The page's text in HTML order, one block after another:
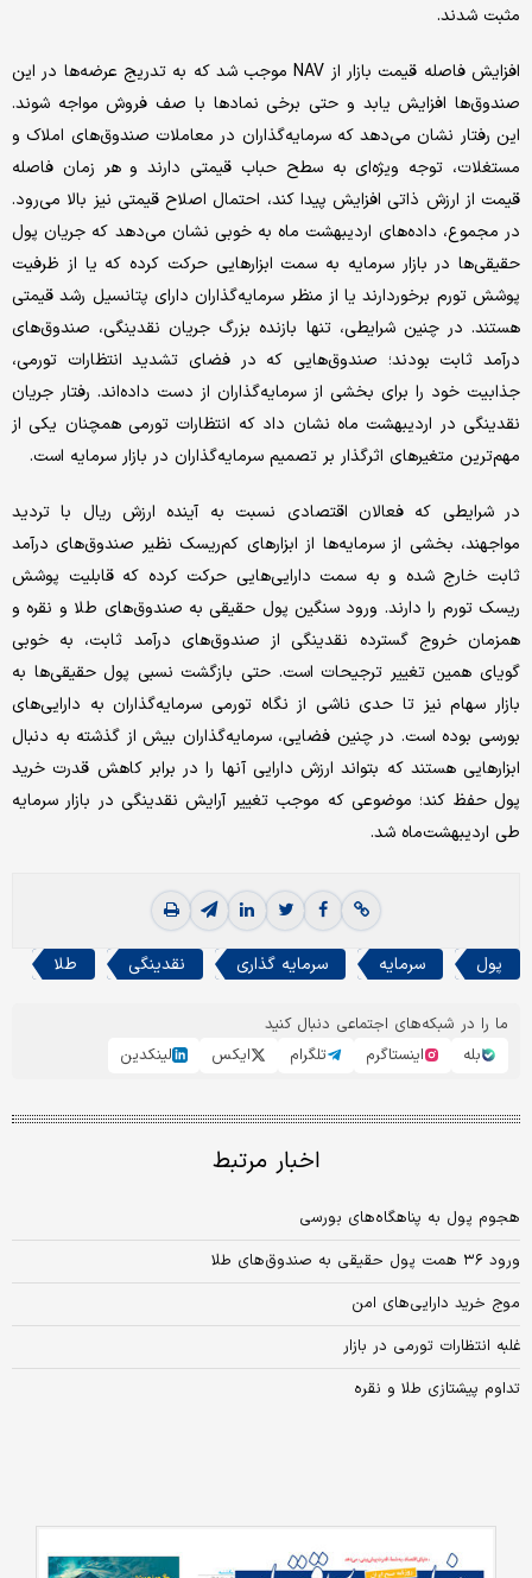
مثبت شدند.
افزایش فاصله قیمت بازار از NAV موجب شد که به تدریج عرضه‌ها در این
صندوق‌ها افزایش یابد و حتی برخی نمادها با صف فروش مواجه شوند.
این رفتار نشان می‌دهد که سرمایه‌گذاران در معاملات صندوق‌های املاک و
مستغلات، توجه ویژه‌ای به سطح حباب قیمتی دارند و هر زمان فاصله
قیمت از ارزش ذاتی افزایش پیدا کند، احتمال اصلاح قیمتی نیز بالا می‌رود.
در مجموع، داده‌های اردیبهشت ‌ماه به خوبی نشان می‌دهد که جریان پول
حقیقی‌ها در بازار سرمایه به سمت ابزارهایی حرکت کرده که یا از ظرفیت
پوشش تورم برخوردارند یا از منظر سرمایه‌گذاران دارای پتانسیل رشد قیمتی
هستند. در چنین شرایطی، تنها بازنده بزرگ جریان نقدینگی، صندوق‌های
درآمد ثابت بودند؛ صندوق‌هایی که در فضای تشدید انتظارات تورمی،
جذابیت خود را برای بخشی از سرمایه‌گذاران از دست داده‌اند. رفتار جریان
نقدینگی در اردیبهشت ‌ماه نشان داد که انتظارات تورمی همچنان یکی از
مهم‌ترین متغیرهای اثرگذار بر تصمیم سرمایه‌گذاران در بازار سرمایه است.
در شرایطی که فعالان اقتصادی نسبت به آینده ارزش ریال با تردید
مواجهند، بخشی از سرمایه‌ها از ابزارهای کم‌ریسک نظیر صندوق‌های درآمد
ثابت خارج شده و به سمت دارایی‌هایی حرکت کرده که قابلیت پوشش
ریسک تورم را دارند. ورود سنگین پول حقیقی به صندوق‌های طلا و نقره و
همزمان خروج گسترده نقدینگی از صندوق‌های درآمد ثابت، به خوبی
گویای همین تغییر ترجیحات است. حتی بازگشت نسبی پول حقیقی‌ها به
بازار سهام نیز تا حدی ناشی از نگاه تورمی سرمایه‌گذاران به دارایی‌های
بورسی بوده است. در چنین فضایی، سرمایه‌گذاران بیش از گذشته به دنبال
ابزارهایی هستند که بتواند ارزش دارایی آنها را در برابر کاهش قدرت خرید
پول حفظ کند؛ موضوعی که موجب تغییر آرایش نقدینگی در بازار سرمایه
طی اردیبهشت‌ماه شد.
پول سرمایه سرمایه گذاری نقدینگی طلا
ما را در شبکه‌های اجتماعی دنبال کنید
بله
اینستاگرم تلگرام ایکس لینکدین
اخبار مرتبط
هجوم پول به پناهگاه‌های بورسی
ورود ۳۶ همت پول حقیقی به صندوق‌های طلا
موج خرید دارایی‌های امن
غلبه انتظارات تورمی در بازار
تداوم پیشتازی طلا و نقره